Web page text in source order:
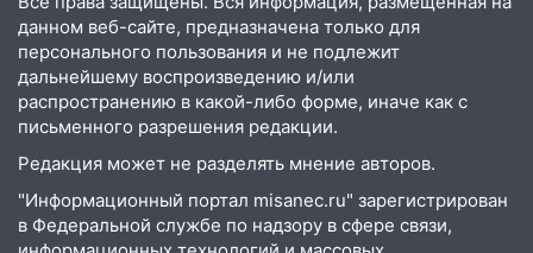
сошёл с рельсов
13:22 Упавшие деревья перекрыли
дороги в Ульяновске: фото
13:17 Непогода в Ульяновске не
закончится сегодня: сильные ливни
сохранятся 9 августа
13:15 Трижды «брал в долг» без спроса:
данном веб-сайте, предназначена только для
персонального пользования и не подлежит
дальнейшему воспроизведению и/или
распространению в какой-либо форме, иначе как с
письменного разрешения редакции.
Редакция может не разделять мнение авторов.
"Информационный портал misanec.ru" зарегистрирован
в Федеральной службе по надзору в сфере связи,